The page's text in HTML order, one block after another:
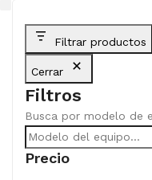
Filtrar productos
Cerrar
Filtros
Busca por modelo de
Precio